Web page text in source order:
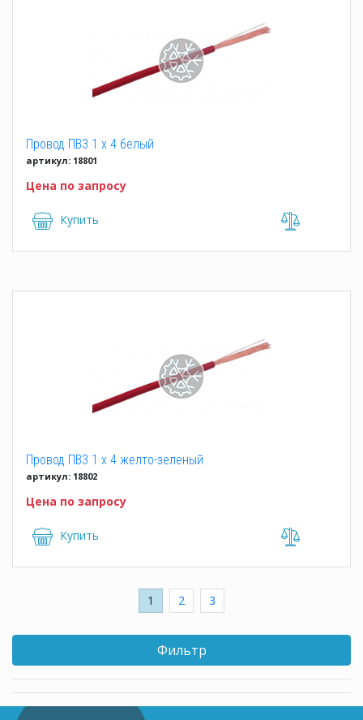
Провод ПВ3 1 x 4 белый
артикул: 18801
Цена по запросу
Купить
Провод ПВ3 1 x 4 желто-зеленый
артикул: 18802
Цена по запросу
Купить
1 2 3
Фильтр